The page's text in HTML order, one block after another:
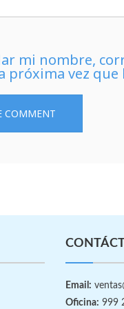
mi nombre,
próxima vez
Email:
Oficina: 999